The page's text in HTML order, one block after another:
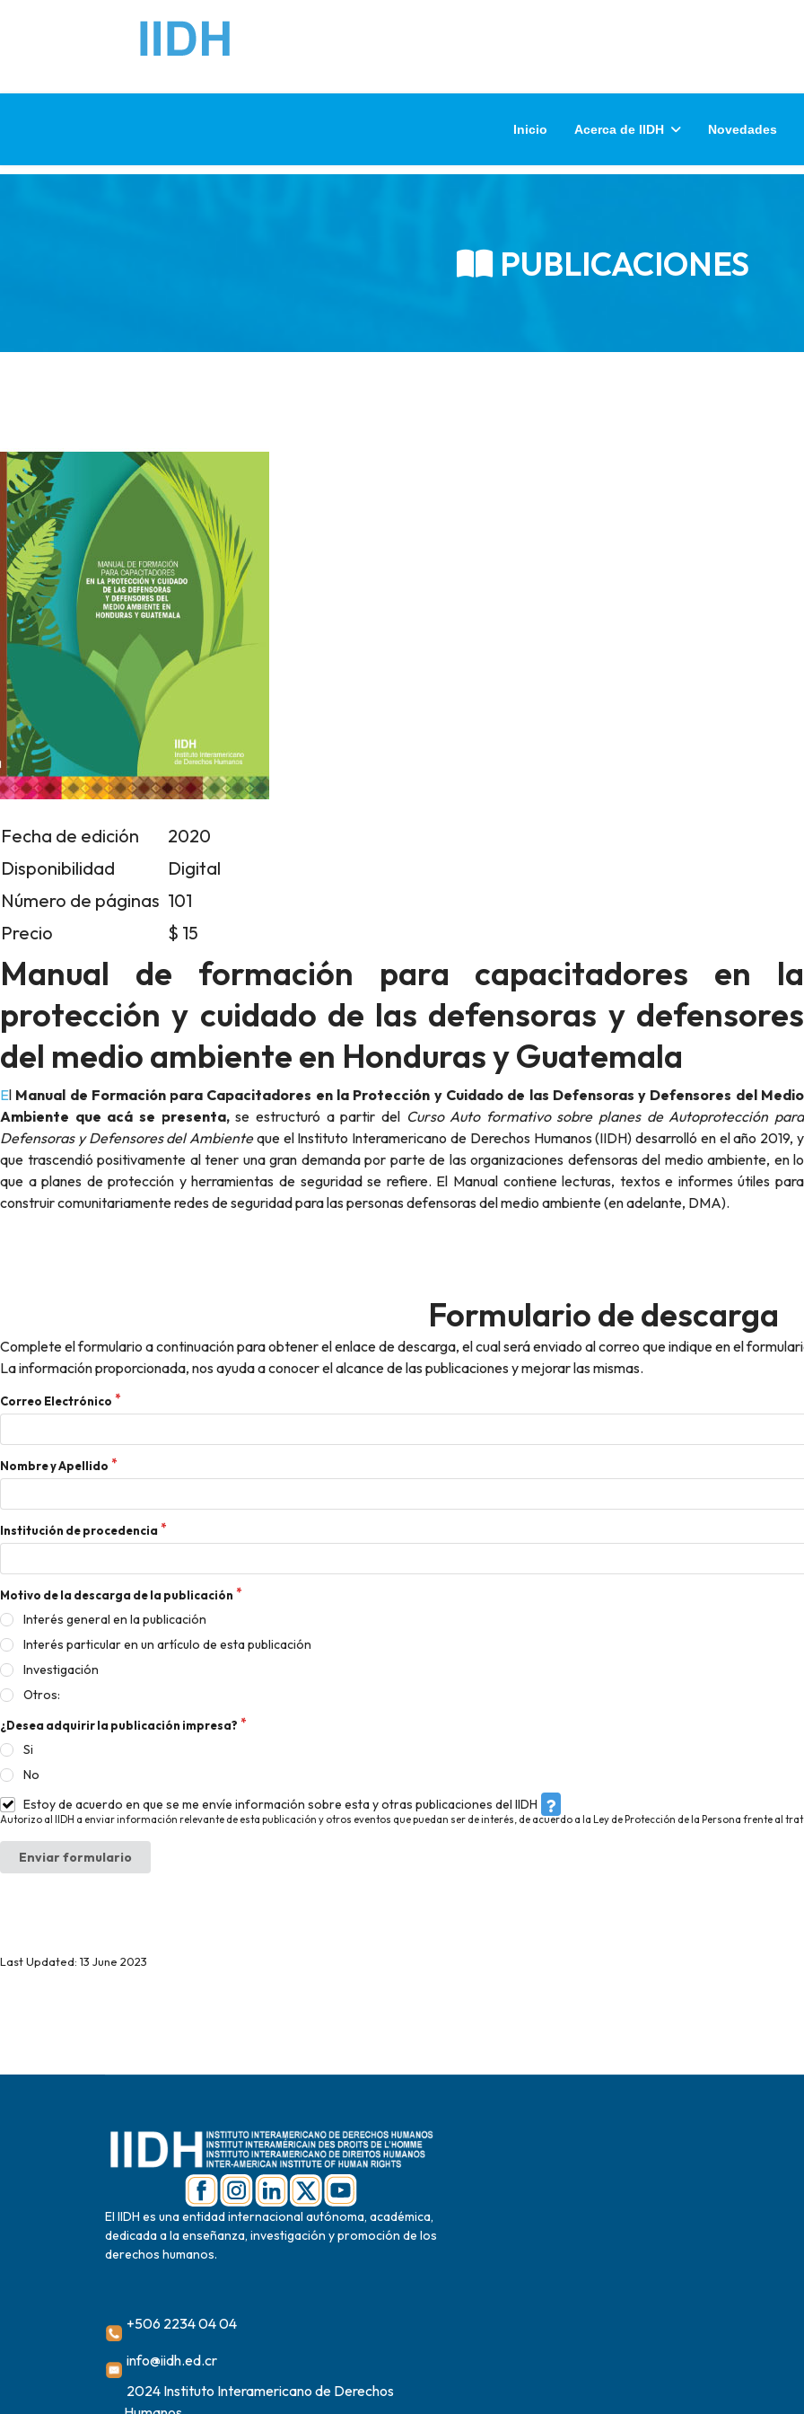
Inicio Acerca de IIDH Novedades
PUBLICACIONES
Fecha de edición
2020
Disponibilidad
Digital
Número de páginas 101
Precio
$ 15
Manual de formación para capacitadores en la
protección y cuidado de las defensoras y defensores
del medio ambiente en Honduras y Guatemala
El Manual de Formación para Capacitadores en la Protección y Cuidado de las Defensoras y Defensores del Medio
Ambiente que acá se presenta,se estructuró a partir del Curso Auto formativo sobre planes de Autoprotección para
Defensoras y Defensores del Ambienteque el Instituto Interamericano de Derechos Humanos (IIDH) desarrolló en el año 2019, y
que trascendió positivamente al tener una gran demanda por parte de las organizaciones defensoras del medio ambiente, en lo
que a planes de protección y herramientas de seguridad se refiere. El Manual contiene lecturas, textos e informes útiles para
construir comunitariamente redes de seguridad para las personas defensoras del medio ambiente (en adelante, DMA).
Formulario de descarga
Complete el formulario a continuación para obtener el enlace de descarga, el cual será enviado al correo que indique en el
La información proporcionada, nos ayuda a conocer el alcance de las publicaciones y mejorar las mismas.
Correo Electrónico
Nombre y Apellido
Institución de procedencia
Motivo de la descarga de la publicación
Interés general en la publicación
Interés particular en un artículo de esta publicación
Investigación
Otros:
¿Desea adquirir la publicación impresa?
Si
No
Estoy de acuerdo en que se me envíe información sobre esta y otras publicaciones del IIDH
Autorizo al IIDH a enviar información relevante de esta publicación y otros eventos que puedan ser de interés, de acuerdo a la Ley de Protección de la Persona frente al
Enviar formulario
Last Updated: 13 June 2023
El IIDH es una entidad internacional autónoma, académica,
dedicada a la enseñanza, investigación y promoción de los
derechos humanos.
+506 2234 04 04
info@iidh.ed.cr
2024 Instituto Interamericano de Derechos